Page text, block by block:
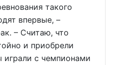
такого
впервые, –
– Считаю, что
и приобрели
с чемпионами